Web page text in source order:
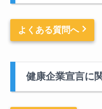
よくある質問へ
健康企業宣言に